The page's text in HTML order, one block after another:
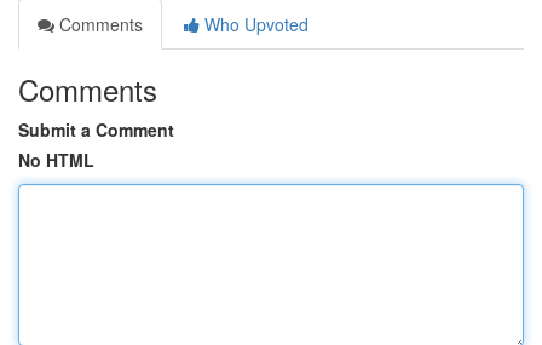
Comments
Who Upvoted
Comments
Submit a Comment
No HTML